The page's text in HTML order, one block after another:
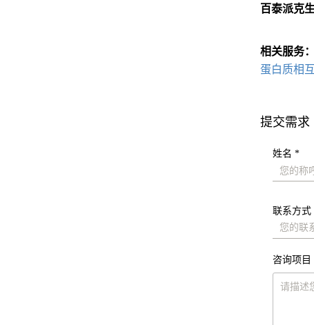
百泰派克
相关服务：
蛋白质相
提交需求
姓名 *
联系方式
咨询项目